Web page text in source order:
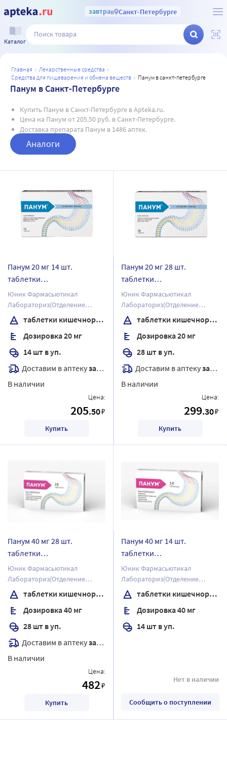
завтрав Санкт-Петербурге
Каталог
главная
лекарственные средства
средства для пищеварения и обмена веществ
панум в санкт-петербурге
Панум в Санкт-Петербурге
Купить Панум в Санкт-Петербурге в Apteka.ru.
Цена на Панум от 205.50 руб. в Санкт-Петербурге.
Доставка препарата Панум в 1486 аптек.
Аналоги
Панум 20 мг 14 шт.
таблетки
кишечнорастворимые ,
покрытые пленочной
оболочкой
Юник Фармасьютикал
Лабораториз(Отделение
фирмы Дж.Б.Кемикалс энд
Фармасьютикалс Лтд)
таблетки кишечнорастворимые , покрытые пленочной оболочкой
Дозировка 20 мг
14 шт в уп.
Доставим в аптекузавтра
В наличии
Цена:
205.50₽
Купить
Панум 20 мг 28 шт.
таблетки
кишечнорастворимые ,
покрытые пленочной
оболочкой
Юник Фармасьютикал
Лабораториз(Отделение
фирмы Дж.Б.Кемикалс энд
Фармасьютикалс Лтд)
таблетки кишечнорастворимые , покрытые пленочной оболочкой
Дозировка 20 мг
28 шт в уп.
Доставим в аптекузавтра
В наличии
Цена:
299.30₽
Купить
Панум 40 мг 28 шт.
таблетки
кишечнорастворимые ,
покрытые пленочной
оболочкой
Юник Фармасьютикал
Лабораториз(Отделение
фирмы Дж.Б.Кемикалс энд
Фармасьютикалс Лтд)
таблетки кишечнорастворимые , покрытые пленочной оболочкой
Дозировка 40 мг
28 шт в уп.
Доставим в аптекузавтра
В наличии
Цена:
482₽
Купить
Панум 40 мг 14 шт.
таблетки
кишечнорастворимые ,
покрытые пленочной
оболочкой
Юник Фармасьютикал
Лабораториз(Отделение
фирмы Дж.Б.Кемикалс энд
Фармасьютикалс Лтд)
таблетки кишечнорастворимые , покрытые пленочной оболочкой
Дозировка 40 мг
14 шт в уп.
Нет в наличии
Сообщить о поступлении